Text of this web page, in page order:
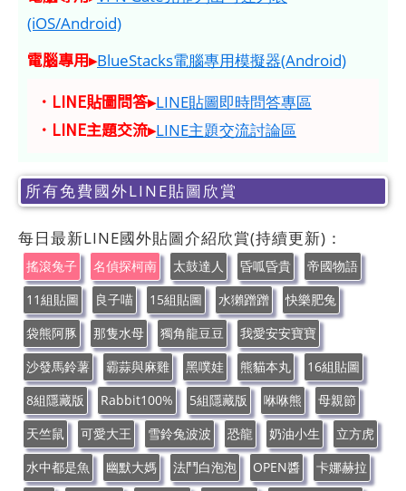
(iOS/Android)
電腦專用▸BlueStacks電腦專用模擬器(Android)
．LINE貼圖問答▸LINE貼圖即時問答專區
．LINE主題交流▸LINE主題交流討論區
所有免費國外LINE貼圖欣賞
每日最新LINE國外貼圖介紹欣賞(持續更新)：
搖滾兔子 名偵探柯南 太鼓達人 昏呱昏貴
帝國物語
11組貼圖
良子喵 15組貼圖 水獺蹭蹭
快樂肥兔
袋熊阿豚
那隻水母 獨角龍豆豆
我愛安安寶寶
沙發馬鈴薯
霸蒜與麻雞 黑噗娃 熊貓本丸
16組貼圖
8組隱藏版
Rabbit100% 5組隱藏版 咻咻熊
母親節
天竺鼠
可愛大王 雪鈴兔波波 恐龍 奶油小生
立方虎
水中都是魚
幽默大媽 法鬥白泡泡 OPEN醬
卡娜赫拉